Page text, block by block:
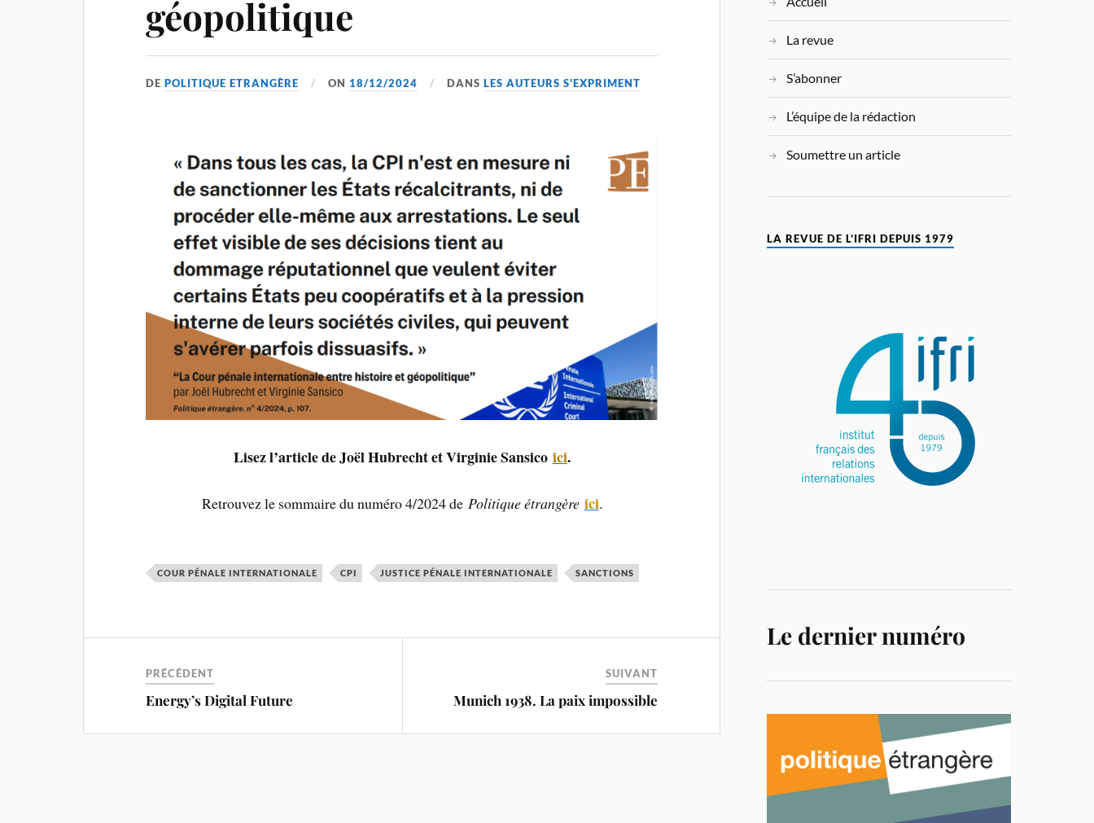
géopolitique
DEPOLITIQUE ETRANGÈRE ON 18/12/2024 DANSLES AUTEURS S'EXPRIMENT
Lisez l’article de Joël Hubrecht et Virginie Sansico ici.
Retrouvez le sommaire du numéro 4/2024 de Politique étrangère ici.
COUR PÉNALE INTERNATIONALE CPI JUSTICE PÉNALE INTERNATIONALE SANCTIONS
PRÉCÉDENT
Energy’s Digital Future
SUIVANT
Munich 1938. La paix impossible
La revue
S’abonner
L’équipe de la rédaction
Soumettre un article
LA REVUE DE L’IFRI DEPUIS 1979
Le dernier numéro